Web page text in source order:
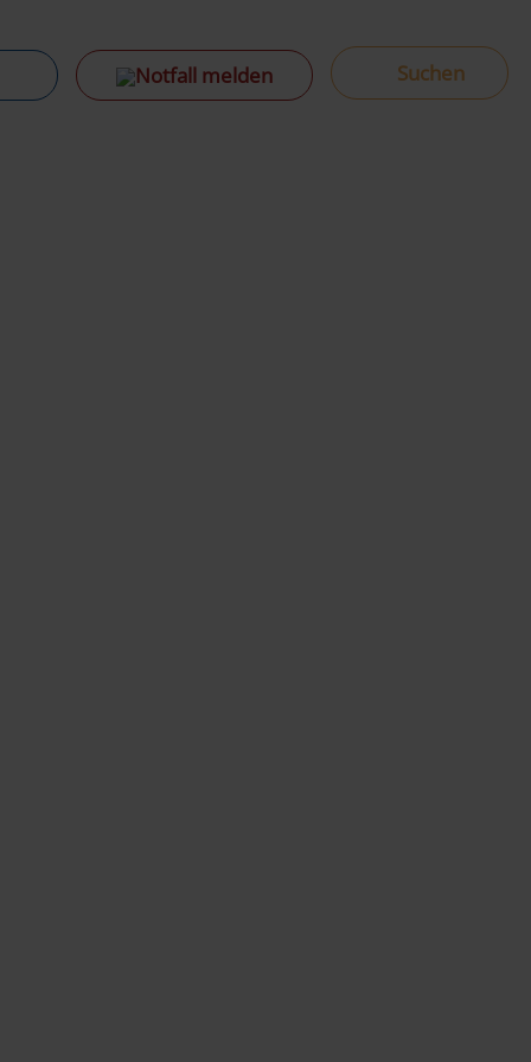
Notfall melden